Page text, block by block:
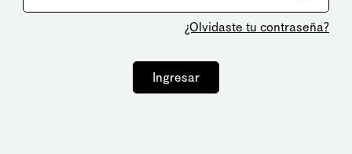
¿Olvidaste tu contraseña?
Ingresar